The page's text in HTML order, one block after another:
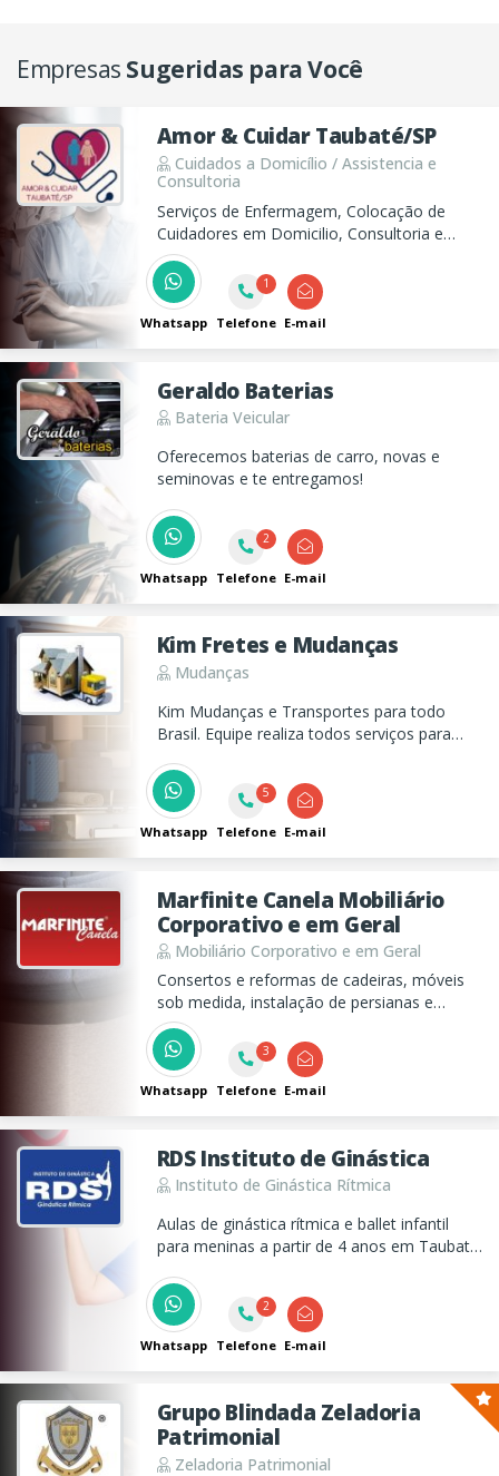
Empresas Sugeridas para Você
Amor & Cuidar Taubaté/SP
Cuidados a Domicílio / Assistencia e
Consultoria
Serviços de Enfermagem, Colocação de
Cuidadores em Domicilio, Consultoria e
Assessoria, Orientações aos Familiares,
Cuidadores para acompanhamento medico
e exame, Curativos, administração
Medicamento.
Whatsapp
1
Telefone E-mail
Geraldo Baterias
Bateria Veicular
Oferecemos baterias de carro, novas e
seminovas e te entregamos!
Whatsapp
2
Telefone E-mail
Kim Fretes e Mudanças
Mudanças
Kim Mudanças e Transportes para todo
Brasil. Equipe realiza todos serviços para
Móveis e Embalagens das peças, além de
também realizarmos transporte de carros
Whatsapp
5
Telefone E-mail
Marfinite Canela Mobiliário
Corporativo e em Geral
Mobiliário Corporativo e em Geral
Consertos e reformas de cadeiras, móveis
sob medida, instalação de persianas e
divisórias, móveis em aço, madeira e
plástico, móveis escolares, hospitalares,
cadeiras variadas, quadros brancos e de
aviso, bebedouros e ventiladores.
Whatsapp
3
Telefone E-mail
RDS Instituto de Ginástica
Instituto de Ginástica Rítmica
Aulas de ginástica rítmica e ballet infantil
para meninas a partir de 4 anos em Taubaté.
experiência da professora Roberta de Deus
no Instituto RDS. Agende uma aula!
Whatsapp
2
Telefone E-mail
Grupo Blindada Zeladoria
Patrimonial
Zeladoria Patrimonial